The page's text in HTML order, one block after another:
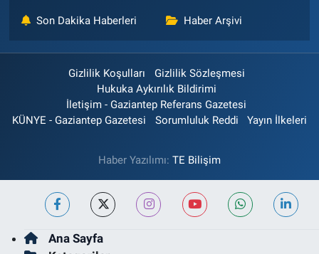
Son Dakika Haberleri Haber Arşivi
Gizlilik Koşulları
Gizlilik Sözleşmesi
Hukuka Aykırılık Bildirimi
İletişim - Gaziantep Referans Gazetesi
KÜNYE - Gaziantep Gazetesi
Sorumluluk Reddi Yayın İlkeleri
Haber Yazılımı: TE Bilişim
Ana Sayfa